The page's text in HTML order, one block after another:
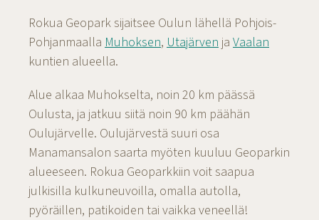
Rokua Geopark sijaitsee Oulun lähellä Pohjois-
Pohjanmaalla Muhoksen, Utajärven ja Vaalan
kuntien alueella.
Alue alkaa Muhokselta, noin 20 km päässä
Oulusta, ja jatkuu siitä noin 90 km päähän
Oulujärvelle. Oulujärvestä suuri osa
Manamansalon saarta myöten kuuluu Geoparkin
alueeseen. Rokua Geoparkkiin voit saapua
julkisilla kulkuneuvoilla, omalla autolla,
pyöräillen, patikoiden tai vaikka veneellä!